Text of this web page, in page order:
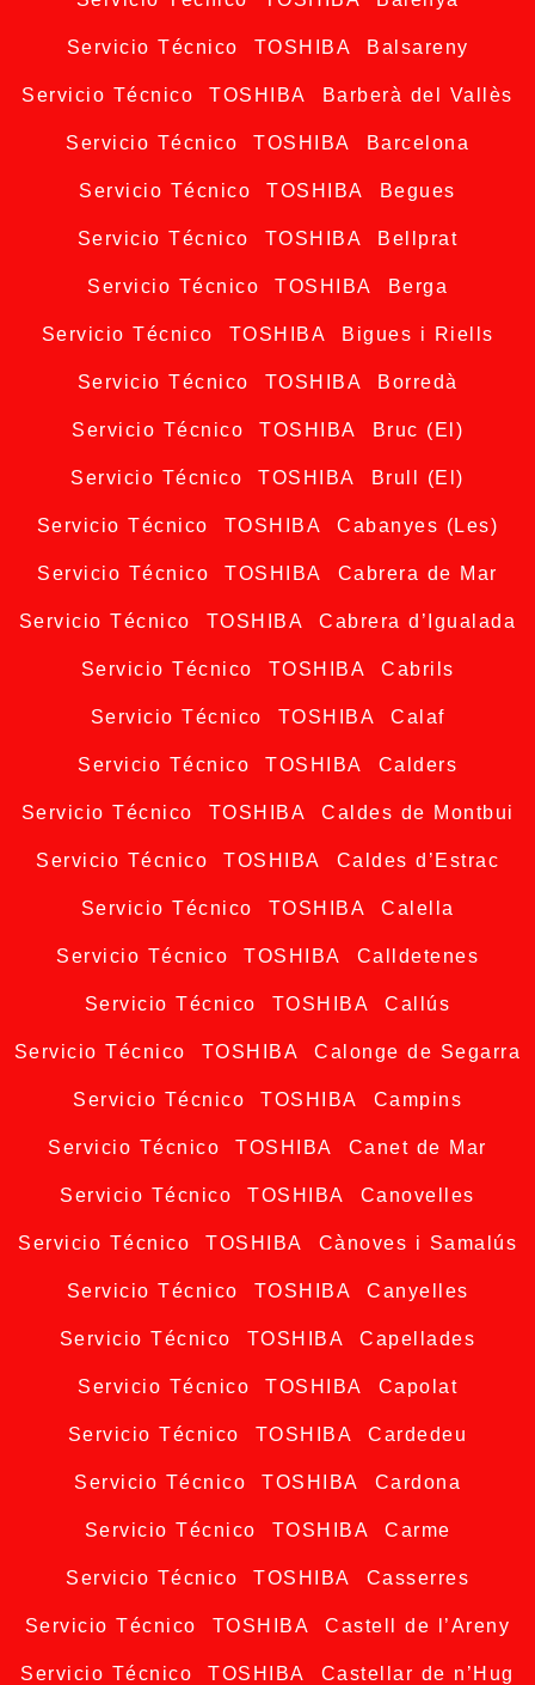
Servicio Técnico TOSHIBA Balsareny
Servicio Técnico TOSHIBA Barberà del Vallès
Servicio Técnico TOSHIBA Barcelona
Servicio Técnico TOSHIBA Begues
Servicio Técnico TOSHIBA Bellprat
Servicio Técnico TOSHIBA Berga
Servicio Técnico TOSHIBA Bigues i Riells
Servicio Técnico TOSHIBA Borredà
Servicio Técnico TOSHIBA Bruc (El)
Servicio Técnico TOSHIBA Brull (El)
Servicio Técnico TOSHIBA Cabanyes (Les)
Servicio Técnico TOSHIBA Cabrera de Mar
Servicio Técnico TOSHIBA Cabrera d’Igualada
Servicio Técnico TOSHIBA Cabrils
Servicio Técnico TOSHIBA Calaf
Servicio Técnico TOSHIBA Calders
Servicio Técnico TOSHIBA Caldes de Montbui
Servicio Técnico TOSHIBA Caldes d’Estrac
Servicio Técnico TOSHIBA Calella
Servicio Técnico TOSHIBA Calldetenes
Servicio Técnico TOSHIBA Callús
Servicio Técnico TOSHIBA Calonge de Segarra
Servicio Técnico TOSHIBA Campins
Servicio Técnico TOSHIBA Canet de Mar
Servicio Técnico TOSHIBA Canovelles
Servicio Técnico TOSHIBA Cànoves i Samalús
Servicio Técnico TOSHIBA Canyelles
Servicio Técnico TOSHIBA Capellades
Servicio Técnico TOSHIBA Capolat
Servicio Técnico TOSHIBA Cardedeu
Servicio Técnico TOSHIBA Cardona
Servicio Técnico TOSHIBA Carme
Servicio Técnico TOSHIBA Casserres
Servicio Técnico TOSHIBA Castell de l’Areny
Servicio Técnico TOSHIBA Castellar de n’Hug